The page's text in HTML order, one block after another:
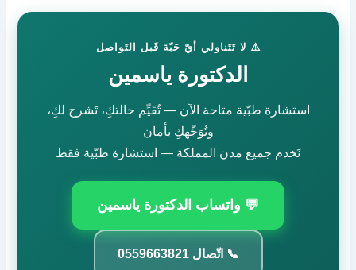
⚠️ لا تَتَناولي أيّ حَبّة قَبل التَواصل
الدكتورة ياسمين
استشارة طبّية متاحة الآن — تُقَيِّم حالتكِ، تَشرح لكِ،
وتُوَجِّهكِ بأمان
نَخدم جميع مدن المملكة — استشارة طبّية فقط
💬 واتساب الدكتورة ياسمين
📞 اتّصال 0559663821